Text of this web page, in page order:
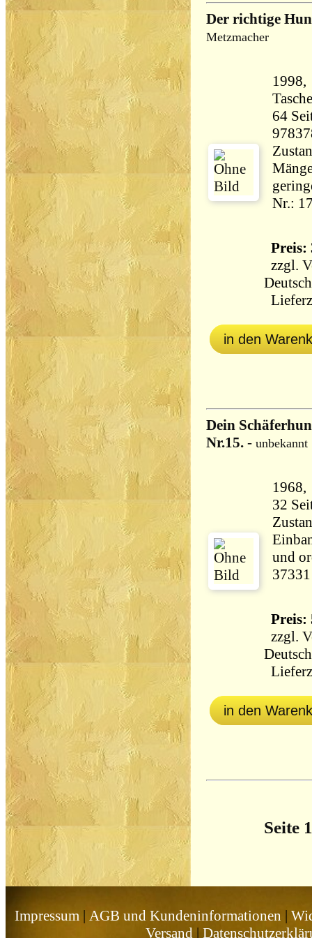
Der richtige
Metzmacher
64 Seiten
Nr.:
Preis:
zzgl.
in den
Dein
Nr.15. - unbekannt
und
37331
Preis:
zzgl.
in den
Seite
Impressum | AGB und Kundeninformationen |
Versand|